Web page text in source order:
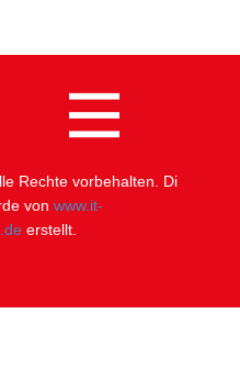
Rechte vorbehalten. Di​
von www.it-
erstellt.